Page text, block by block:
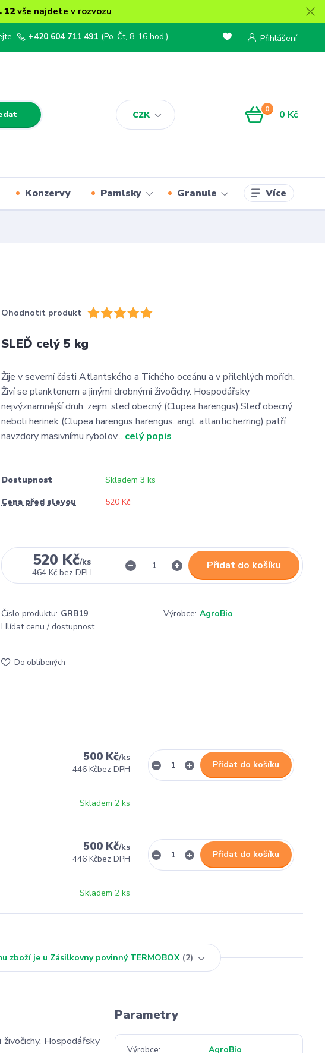
12vše najdete v rozvozu
CZK
Přihlášení
+420 604 711 491 (Po-Čt, 8-16 hod.)
0 0 Kč
Konzervy Pamlsky Granule Více
Ohodnotit produkt
SLEĎ celý 5 kg
Žije v severní části Atlantského a Tichého oceánu a v přilehlých mořích.
Živí se planktonem a jinými drobnými živočichy. Hospodářsky
nejvýznamnější druh. zejm. sleď obecný (Clupea harengus).Sleď obecný
neboli herinek (Clupea harengus harengus. angl. atlantic herring) patří
navzdory masivnímu rybolov... celý popis
Dostupnost
Skladem 3 ks
Cena před slevou
520 Kč
520 Kč/ks
464 Kč bez DPH
Přidat do košíku
Číslo produktu: GRB19 Výrobce: AgroBio
Hlídat cenu / dostupnost
Do oblíbených
500 Kč/ks
446 Kčbez DPH
Skladem 2 ks
Přidat do košíku
500 Kč/ks
446 Kčbez DPH
Skladem 2 ks
Přidat do košíku
zboží je u Zásilkovny povinný TERMOBOX 2
Hospodářsky
Parametry
Výrobce AgroBio